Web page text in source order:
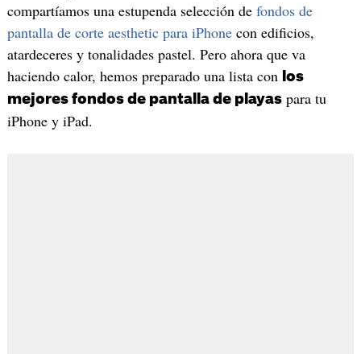
compartíamos una estupenda selección de fondos de
pantalla de corte aesthetic para iPhonecon edificios,
atardeceres y tonalidades pastel. Pero ahora que va
haciendo calor, hemos preparado una lista con los
mejores fondos de pantalla de playaspara tu
iPhone y iPad.